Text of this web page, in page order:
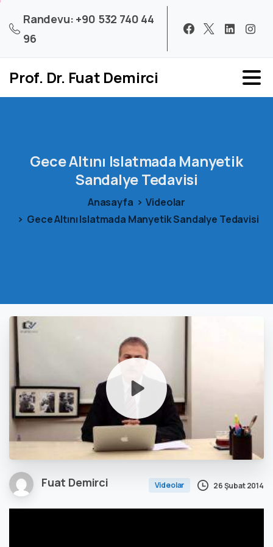
Randevu: +90 532 740 44
96
Prof. Dr. Fuat Demirci
GeceAltını Islatmada Manyetik
SandalyeTedavisi
Anasayfa
Videolar
Gece Altını Islatmada Manyetik Sandalye Tedavisi
Fuat Demirci Videolar 26 Şubat 2014